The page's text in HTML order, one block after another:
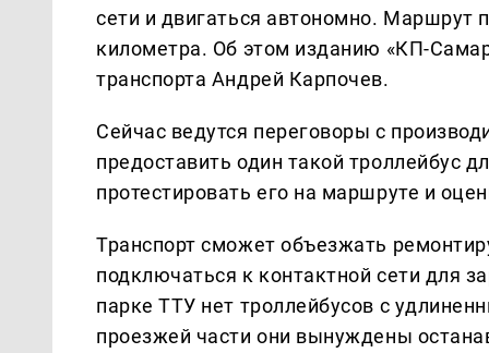
сети и двигаться автономно. Маршрут
километра. Об этом изданию «КП-
транспорта Андрей Карпочев.
Сейчас ведутся переговоры с
предоставить один такой троллейбус
протестировать его на маршруте и
Транспорт сможет объезжать
подключаться к контактной сети для
парке ТТУ нет троллейбусов с
проезжей части они вынуждены